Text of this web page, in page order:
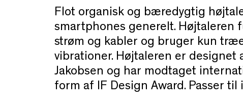
Flot organisk og bæredygtig
smartphones generelt. Højtaleren
strøm og kabler og bruger kun
vibrationer. Højtaleren er designet
Jakobsen og har modtaget
form af IF Design Award. Passer til